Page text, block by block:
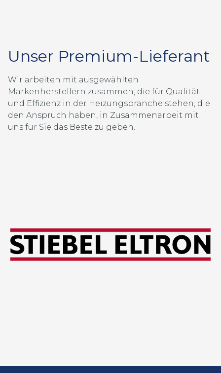
Unser Premium-Lieferant
Wir arbeiten mit ausgewählten
Markenherstellern zusammen, die für Qualität
und Effizienz in der Heizungsbranche stehen, die
den Anspruch haben, in Zusammenarbeit mit
uns für Sie das Beste zu geben.